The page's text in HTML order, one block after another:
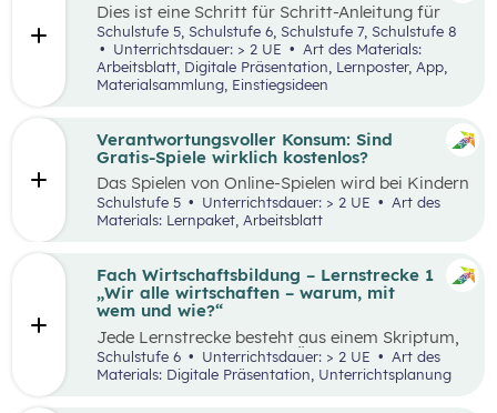
Bedürfnisbefriedigung durch Unternehmen.
Verantwortungsvoller Konsum: Sind
Gratis-Spiele wirklich kostenlos?
Das Spielen von Online-Spielen wird bei Kindern
und Jugendlichen immer beliebter. Während
Spielen viele Vorteile mit sich bringt, ist es
aufmerksam zu machen. Das vorliegende Lehr-
und Lernmaterial setzt sich aus zwei
aufeinander aufbauenden Teilen zusammen, die
abgehandelt werden können.
Schulstufe 5 Unterrichtsdauer: > 2 UE
Art des
Materials: Lernpaket, Arbeitsblatt
Fach Wirtschaftsbildung – Lernstrecke 1
„Wir alle wirtschaften – warum, mit
wem und wie?“
Jede Lernstrecke besteht aus einem Skriptum,
welches dazu dient einen Überblick über die
jeweilige Lernstrecke zu erhalten. Mit
dem eigenen Unterrichtsgegenstand
Schulstufe 6 Unterrichtsdauer: > 2 UE
Materials: Digitale Präsentation, Unterrichtsplanung
Dies ist eine Schritt für Schritt-Anleitung für
Lehrer:innen, die mit Jugendlichen ein echtes
Verkaufserlebnis organisieren wollen: Vom
Einstieg(Was haben Jugendliche erfunden?)
überZiele setzen bis hin zum gesamten Design
Thinking-Prozess
Preis berechnen
beschrieben. Tipps und Tricks rund um den
Markt-Tag selbst, sowie ein Vorschlag, wie das
Erlebnis gefeiert und präsentiert werden kann,
sind ebenfalls enthalten.
Schulstufe 5, Schulstufe 6, Schulstufe 7, Schulstufe 8
Unterrichtsdauer: > 2 UE
Arbeitsblatt, Digitale Präsentation, Lernposter, App,
Materialsammlung, Einstiegsideen